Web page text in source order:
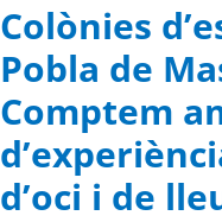
Colònies
Pobla de
Comptem
d’oci i de